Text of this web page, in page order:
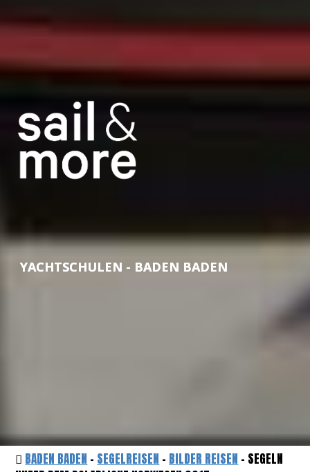
YACHTSCHULEN - BADEN BADEN
BADEN BADEN - SEGELREISEN - BILDER REISEN - SEGELN